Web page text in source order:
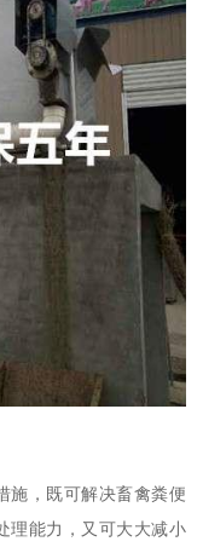
施，既可解决畜禽粪便
理能力，又可大大减小